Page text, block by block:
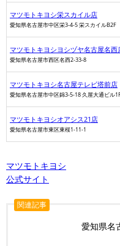
マツモトキヨシ栄スカイル店
愛知県名古屋市中区栄3-4-5 栄スカイルB2F
マツモトキヨシヨシヅヤ名古屋名西
愛知県名古屋市西区名西2-33-8
マツモトキヨシ名古屋テレビ塔前店
愛知県名古屋市中区錦3-5-18 久屋大通ビル
マツモトキヨシオアシス21店
愛知県名古屋市東区東桜1-11-1
マツモトキヨシ
公式サイト
関連記事
愛知県名